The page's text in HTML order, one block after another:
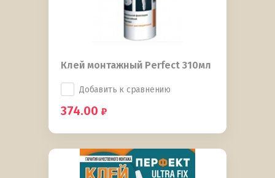
Клей монтажный Perfect 310мл
Добавить к сравнению
374.00